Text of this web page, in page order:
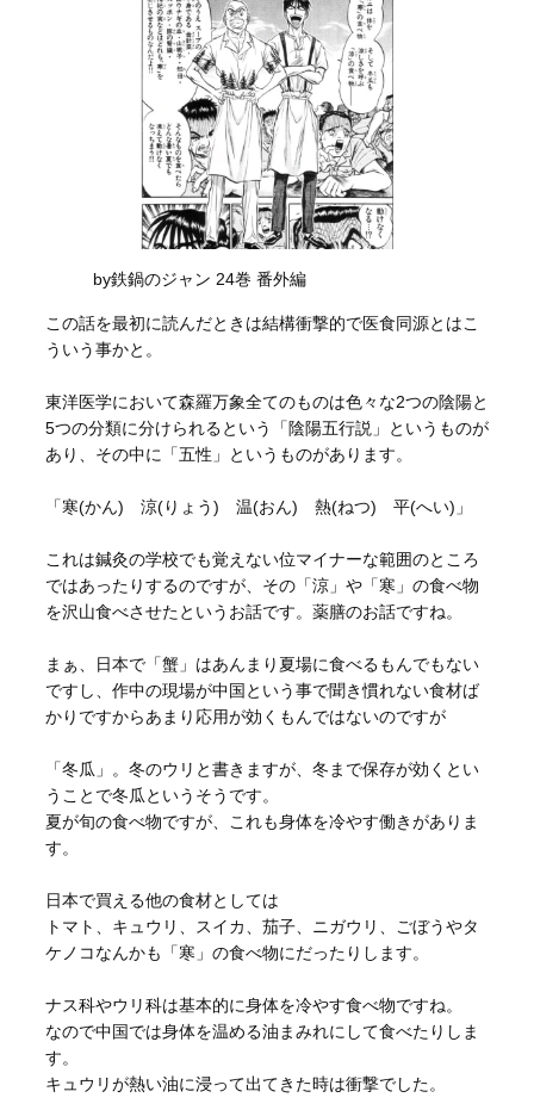
by鉄鍋のジャン 24巻 番外編
この話を最初に読んだときは結構衝撃的で医食同源とはこ
ういう事かと。
東洋医学において森羅万象全てのものは色々な2つの陰陽と
5つの分類に分けられるという「陰陽五行説」というものが
あり、その中に「五性」というものがあります。
「寒(かん) 涼(りょう) 温(おん) 熱(ねつ) 平(へい)」
これは鍼灸の学校でも覚えない位マイナーな範囲のところ
ではあったりするのですが、その「涼」や「寒」の食べ物
を沢山食べさせたというお話です。薬膳のお話ですね。
まぁ、日本で「蟹」はあんまり夏場に食べるもんでもない
ですし、作中の現場が中国という事で聞き慣れない食材ば
かりですからあまり応用が効くもんではないのですが
「冬瓜」。冬のウリと書きますが、冬まで保存が効くとい
うことで冬瓜というそうです。
夏が旬の食べ物ですが、これも身体を冷やす働きがありま
す。
日本で買える他の食材としては
トマト、キュウリ、スイカ、茄子、ニガウリ、ごぼうやタ
ケノコなんかも「寒」の食べ物にだったりします。
ナス科やウリ科は基本的に身体を冷やす食べ物ですね。
なので中国では身体を温める油まみれにして食べたりしま
す。
キュウリが熱い油に浸って出てきた時は衝撃でした。